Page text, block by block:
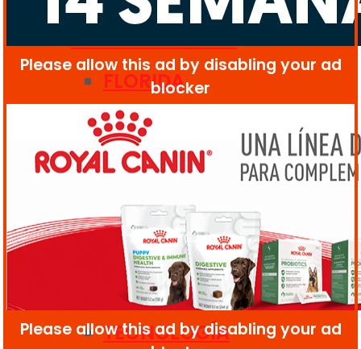
ESTADOS UNIDOS
FLORIDA
INMIGRACIÓN
MUNDIALES
ECONOMÍA
ENERGÍA RENOVABLE
MOTOR
TECNOLOGÍA